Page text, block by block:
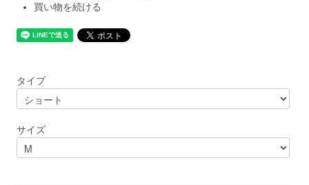
買い物を続ける
タイプ
サイズ